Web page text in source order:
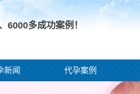
6000多成功案例！
新闻 代孕案例